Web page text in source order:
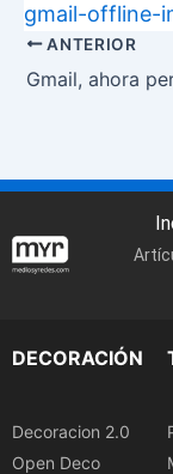
gmail-offline-
ANTERIOR
Gmail, ahora
DECORACIÓN
Decoracion 2.0
Open Deco